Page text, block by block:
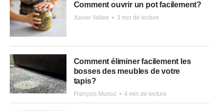
Comment ouvrir un pot facilement?
Xavier Vallee • 3 min de lecture
Comment éliminer facilement les
bosses des meubles de votre
tapis?
François Munoz • 4 min de lecture